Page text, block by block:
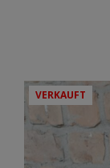
VERKAUFT